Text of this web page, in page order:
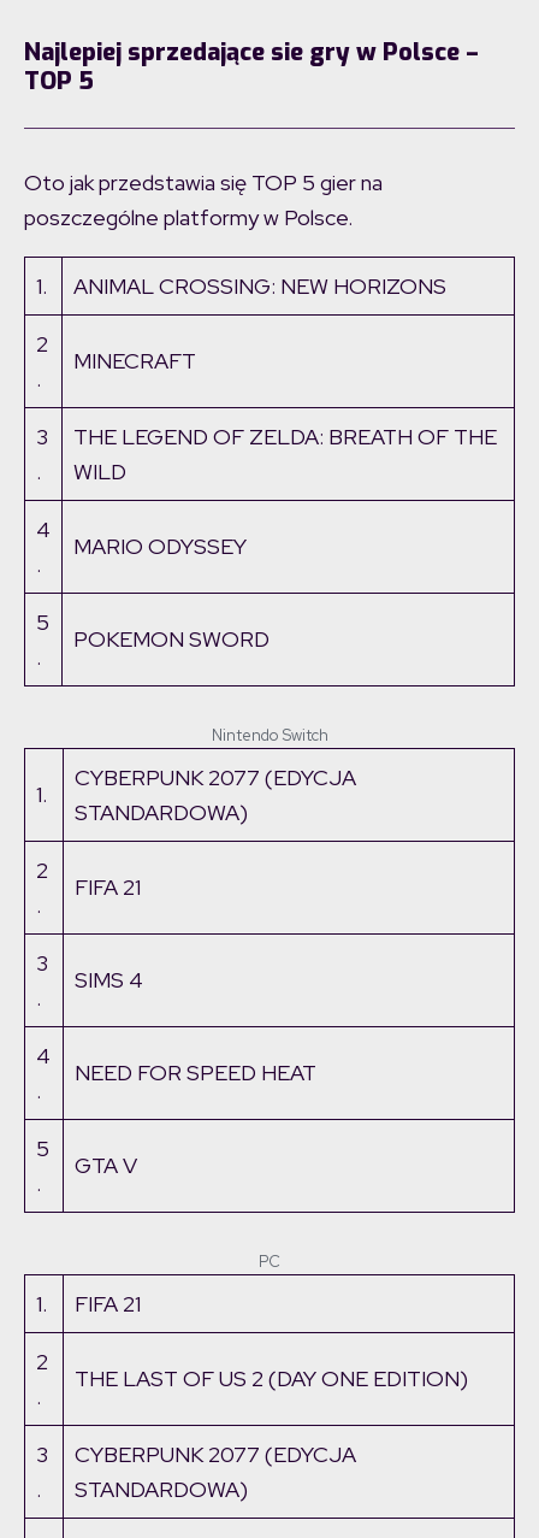
Najlepiej sprzedające sie gry w Polsce –
TOP 5
Oto jak przedstawia się TOP 5 gier na
poszczególne platformy w Polsce.
1. ANIMAL CROSSING: NEW HORIZONS
2
.
MINECRAFT
3
.
THE LEGEND OF ZELDA: BREATH OF THE
WILD
4
.
MARIO ODYSSEY
5
.
POKEMON SWORD
Nintendo Switch
1.
CYBERPUNK 2077 (EDYCJA
STANDARDOWA)
2
.
FIFA 21
3
.
SIMS 4
4
.
NEED FOR SPEED HEAT
5
.
GTA V
PC
1. FIFA 21
2
.
THE LAST OF US 2 (DAY ONE EDITION)
3
.
CYBERPUNK 2077 (EDYCJA
STANDARDOWA)